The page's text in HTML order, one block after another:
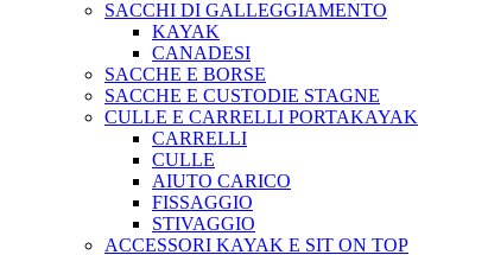
SACCHI DI GALLEGGIAMENTO
KAYAK
CANADESI
SACCHE E BORSE
SACCHE E CUSTODIE STAGNE
CULLE E CARRELLI PORTAKAYAK
CARRELLI
CULLE
AIUTO CARICO
FISSAGGIO
STIVAGGIO
ACCESSORI KAYAK E SIT ON TOP